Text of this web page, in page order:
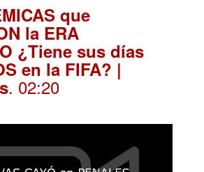
que
la ERA
¿Tiene sus días
en la FIFA? |
. 02:20